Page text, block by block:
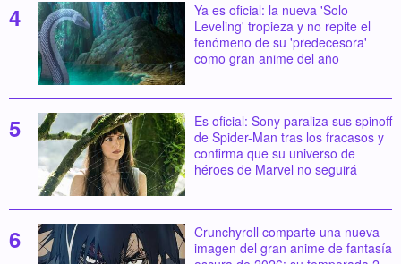
Ya es oficial: la nueva 'Solo
Leveling' tropieza y no repite el
fenómeno de su 'predecesora'
como gran anime del año
Es oficial: Sony paraliza sus spinoff
de Spider-Man tras los fracasos y
confirma que su universo de
héroes de Marvel no seguirá
Crunchyroll comparte una nueva
imagen del gran anime de fantasía